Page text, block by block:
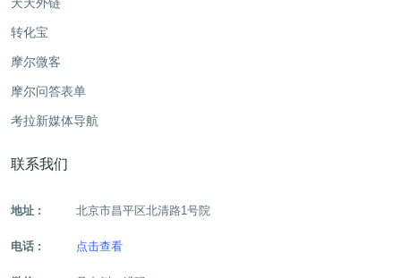
天天外链
转化宝
摩尔微客
摩尔问答表单
考拉新媒体导航
联系我们
地址 : 北京市昌平区北清路1号院
电话 : 点击查看